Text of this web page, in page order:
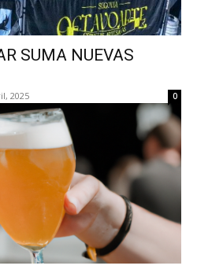
SUMA NUEVAS
2025 0